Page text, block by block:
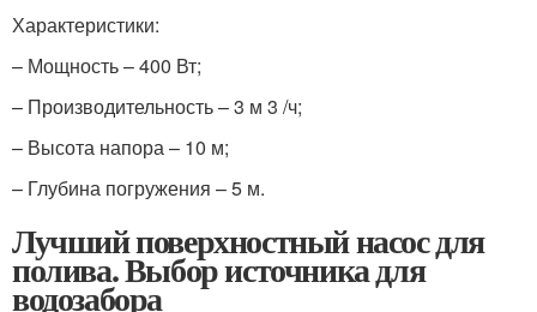
Характеристики:
– Мощность – 400 Вт;
– Производительность – 3 м 3 /ч;
– Высота напора – 10 м;
– Глубина погружения – 5 м.
Лучший поверхностный насос для
полива. Выбор источника для
водозабора